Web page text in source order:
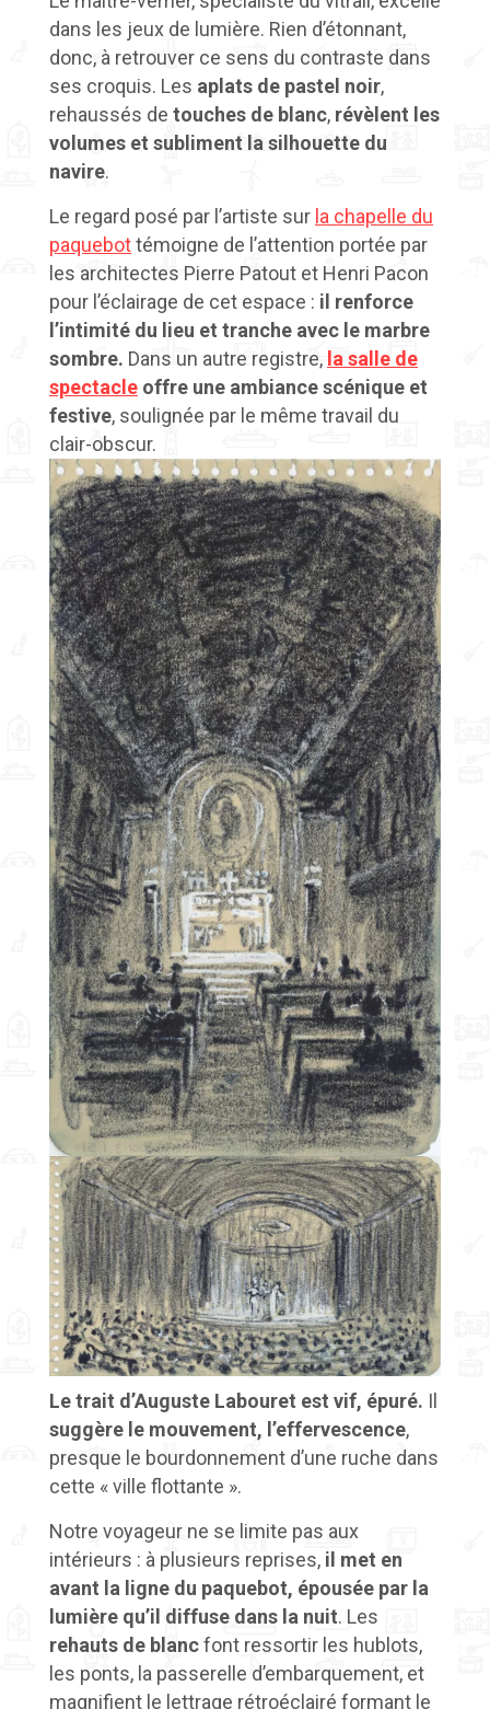
dans les jeux de lumière. Rien d’étonnant,
donc, à retrouver ce sens du contraste dans
ses croquis. Les aplats de pastel noir,
rehaussés de touches de blanc, révèlent les
volumes et subliment la silhouette du
navire.
Le regard posé par l’artiste sur la chapelle du
paquebottémoigne de l’attention portée par
les architectes Pierre Patout et Henri Pacon
pour l’éclairage de cet espace : il renforce
l’intimité du lieu et tranche avec le marbre
sombre. Dans un autre registre, la salle de
spectacle offre une ambiance scénique et
festive, soulignée par le même travail du
clair-obscur.
Le trait d’Auguste Labouret est vif, épuré. Il
suggère le mouvement, l’effervescence,
presque le bourdonnement d’une ruche dans
cette « ville flottante ».
Notre voyageur ne se limite pas aux
intérieurs : à plusieurs reprises, il met en
avant la ligne du paquebot, épousée par la
lumière qu’il diffuse dans la nuit. Les
rehauts de blancfont ressortir les hublots,
les ponts, la passerelle d’embarquement, et
magnifient le lettrage rétroéclairé formant le